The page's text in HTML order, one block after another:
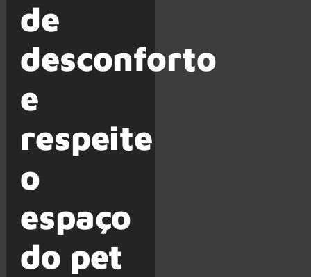
de
desconforto
e
respeite
o
espaço
do pet